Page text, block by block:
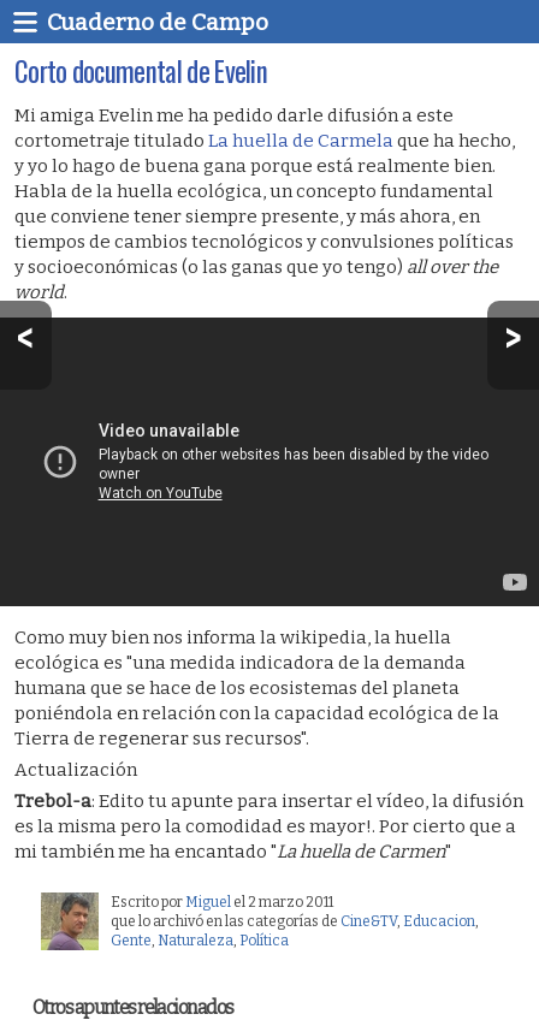
Cuaderno de Campo
Corto documental de Evelin
Mi amiga Evelin me ha pedido darle difusión a este
cortometraje titulado La huella de Carmelaque ha hecho,
y yo lo hago de buena gana porque está realmente bien.
Habla de la huella ecológica, un concepto fundamental
que conviene tener siempre presente, y más ahora, en
tiempos de cambios tecnológicos y convulsiones políticas
y socioeconómicas (o las ganas que yo tengo) all over the
world.
Como muy bien nos informa la wikipedia, la huella
ecológica es "una medida indicadora de la demanda
humana que se hace de los ecosistemas del planeta
poniéndola en relación con la capacidad ecológica de la
Tierra de regenerar sus recursos".
Actualización
Trebol-a: Edito tu apunte para insertar el vídeo, la difusión
es la misma pero la comodidad es mayor!. Por cierto que a
mi también me ha encantado "La huella de Carmen"
Escrito por Miguel el 2 marzo 2011
que lo archivó en las categorías de Cine&TV, Educacion,
Gente, Naturaleza, Polí­tica
Otros apuntes relacionados